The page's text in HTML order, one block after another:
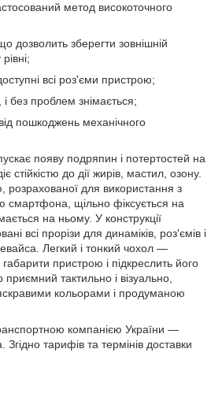
метод високоточного
дозволить зберегти зовнішній
всі роз'єми пристрою;
і без проблем знімається;
пошкоджень механічного
появу подряпин і потертостей на
стійкістю до дії жирів, мастил, озону.
розрахованої для використання з
смартфона, щільно фіксується на
на ньому. У конструкції
всі прорізи для динаміків, роз'ємів і
Легкий і тонкий чохол ―
пристрою і підкреслить його
тактильно і візуально,
кольорами і продуманою
компанією України ―
тарифів та термінів доставки